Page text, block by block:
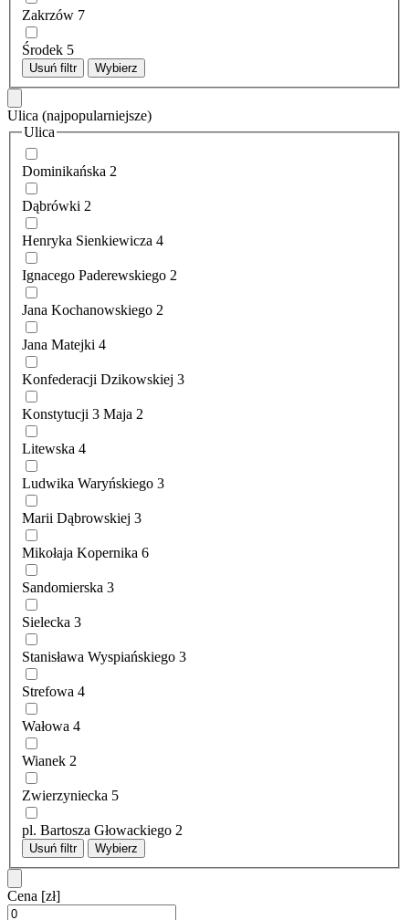
Zakrzów 7
Środek 5
Usuń filtr Wybierz
Ulica (najpopularniejsze)
Ulica
Dominikańska 2
Dąbrówki 2
Henryka Sienkiewicza 4
Ignacego Paderewskiego 2
Jana Kochanowskiego 2
Jana Matejki 4
Konfederacji Dzikowskiej 3
Konstytucji 3 Maja 2
Litewska 4
Ludwika Waryńskiego 3
Marii Dąbrowskiej 3
Mikołaja Kopernika 6
Sandomierska 3
Sielecka 3
Stanisława Wyspiańskiego 3
Strefowa 4
Wałowa 4
Wianek 2
Zwierzyniecka 5
pl. Bartosza Głowackiego 2
Usuń filtr Wybierz
Cena [zł]